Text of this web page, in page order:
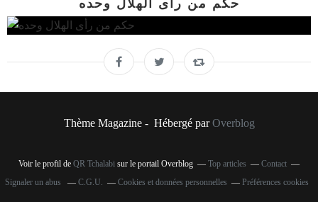
حكم من رأى الهلال وحده
Thème Magazine - Hébergé parOverblog
Voir le profil de QR Tchalabi sur le portail Overblog Top articles
Contact
Signaler un abus
C.G.U. Cookies et données personnelles Préférences cookies